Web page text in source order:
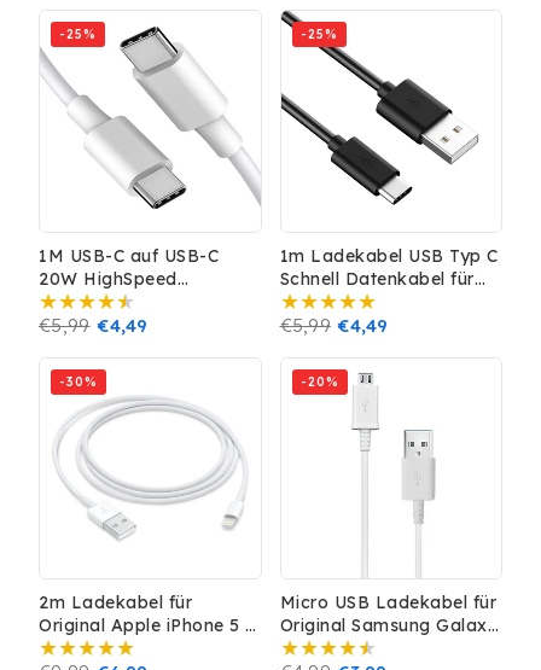
-25%
1M USB-C auf USB-C
20W HighSpeed
Ladekabel Datenkabel
5A weiss
Normaler
€5,99 Verkaufspreis
€4,49
-25%
1m Ladekabel USB Typ C
Schnell Datenkabel für
Samsung Huawei Handy
Schnellladekabel Schwarz
Normaler
€5,99 Verkaufspreis
€4,49
-30%
2m Ladekabel für
Original Apple iPhone 5 6
7 8 X XS XR 11 12 13 14
-20%
Micro USB Ladekabel für
Original Samsung Galaxy
S5 S6 S7 Daten Huawei